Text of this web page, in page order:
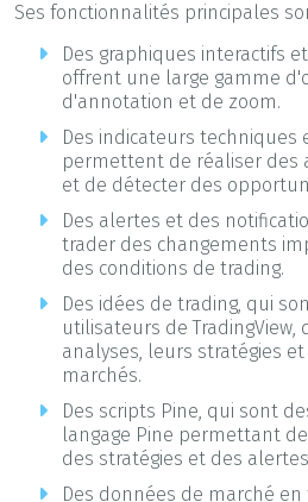
Ses fonctionnalités principales
Des graphiques interactifs
offrent une large gamme
d'annotation et de zoom.
Des indicateurs techniques
permettent de réaliser des
et de détecter des
Des alertes et des
trader des changements
des conditions de trading.
Des idées de trading, qui
utilisateurs de
analyses, leurs stratégies
marchés.
Des scripts Pine, qui sont
langage Pine permettant
des stratégies et des
Des données de marché